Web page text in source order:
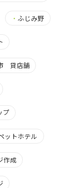
・ふじみ野
貸店舗
プ
ットホテル
作成